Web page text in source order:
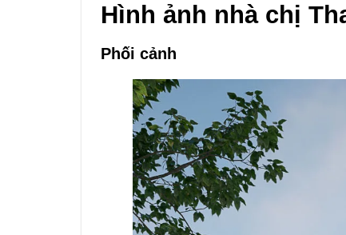
Hình ảnh nhà chị
Phối cảnh